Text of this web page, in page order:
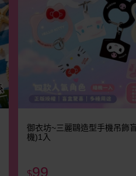
御衣坊~三麗鷗造型手機吊飾
機)1入
99